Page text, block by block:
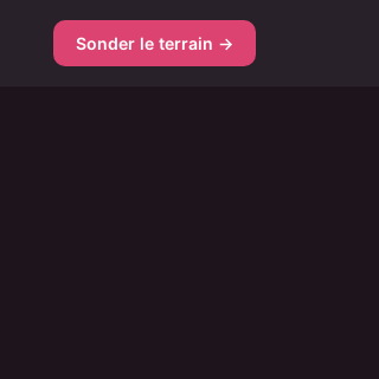
Sonder le terrain →